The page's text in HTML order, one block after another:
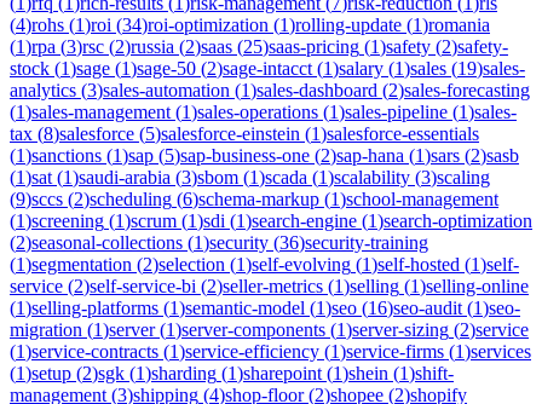
(4)rohs (1)roi (34)roi-optimization (1)rolling-update (1)romania
(1)rpa (3)rsc (2)russia (2)saas (25)saas-pricing (1)safety (2)safety-
stock (1)sage (1)sage-50 (2)sage-intacct (1)salary (1)sales (19)sales-
analytics (3)sales-automation (1)sales-dashboard (2)sales-forecasting
(1)sales-management (1)sales-operations (1)sales-pipeline (1)sales-
tax (8)salesforce (5)salesforce-einstein (1)salesforce-essentials
(1)sanctions (1)sap (5)sap-business-one (2)sap-hana (1)sars (2)sasb
(1)sat (1)saudi-arabia (3)sbom (1)scada (1)scalability (3)scaling
(9)sccs (2)scheduling (6)schema-markup (1)school-management
(1)screening (1)scrum (1)sdi (1)search-engine (1)search-optimization
(2)seasonal-collections (1)security (36)security-training
(1)segmentation (2)selection (1)self-evolving (1)self-hosted (1)self-
service (2)self-service-bi (2)seller-metrics (1)selling (1)selling-online
(1)selling-platforms (1)semantic-model (1)seo (16)seo-audit (1)seo-
migration (1)server(1)server-components (1)server-sizing (2)service
(1)service-contracts (1)service-efficiency (1)service-firms (1)services
(1)setup (2)sgk (1)sharding (1)sharepoint (1)shein (1)shift-
management (3)shipping (4)shop-floor(2)shopee (2)shopify